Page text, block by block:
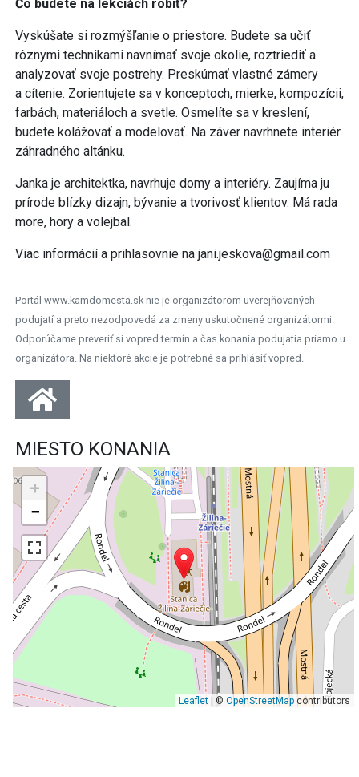
Čo budete na lekciách robiť?
Vyskúšate si rozmýšľanie o priestore. Budete sa učiť
rôznymi technikami navnímať svoje okolie, roztriediť a
analyzovať svoje postrehy. Preskúmať vlastné zámery
a cítenie. Zorientujete sa v konceptoch, mierke, kompozícii,
farbách, materiáloch a svetle. Osmelíte sa v kreslení,
budete kolážovať a modelovať. Na záver navrhnete interiér
záhradného altánku.
Janka je architektka, navrhuje domy a interiéry. Zaujíma ju
prírode blízky dizajn, bývanie a tvorivosť klientov. Má rada
more, hory a volejbal.
Viac informácií a prihlasovnie na jani.jeskova@gmail.com
Portál www.kamdomesta.sk nie je organizátorom uverejňovaných
podujatí a preto nezodpovedá za zmeny uskutočnené organizátormi.
Odporúčame preveriť si vopred termín a čas konania podujatia priamo u
organizátora. Na niektoré akcie je potrebné sa prihlásiť vopred.
MIESTO KONANIA
+
−
Leaflet| © OpenStreetMapcontributors